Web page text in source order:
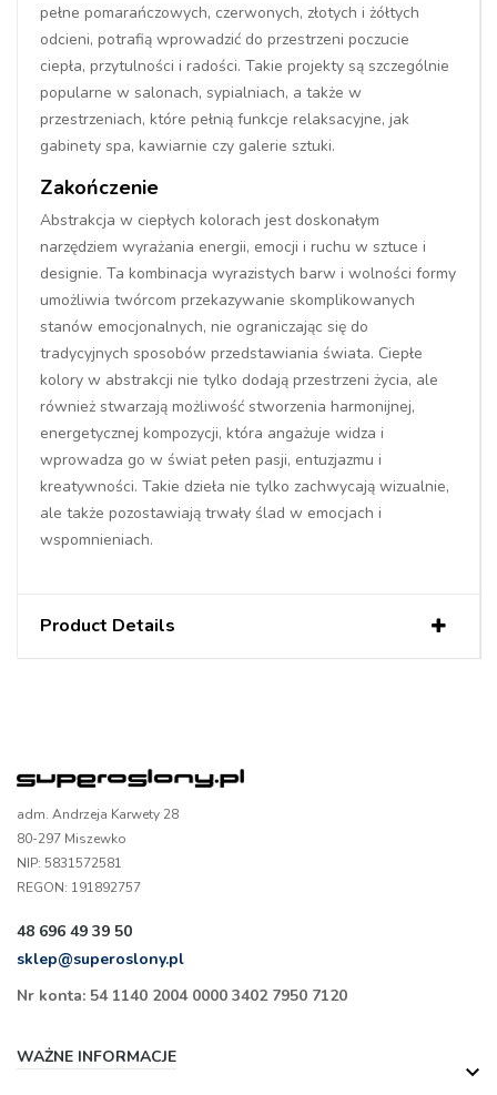
pełne pomarańczowych, czerwonych, złotych i żółtych
odcieni, potrafią wprowadzić do przestrzeni poczucie
ciepła, przytulności i radości. Takie projekty są szczególnie
popularne w salonach, sypialniach, a także w
przestrzeniach, które pełnią funkcje relaksacyjne, jak
gabinety spa, kawiarnie czy galerie sztuki.
Zakończenie
Abstrakcja w ciepłych kolorach jest doskonałym
narzędziem wyrażania energii, emocji i ruchu w sztuce i
designie. Ta kombinacja wyrazistych barw i wolności formy
umożliwia twórcom przekazywanie skomplikowanych
stanów emocjonalnych, nie ograniczając się do
tradycyjnych sposobów przedstawiania świata. Ciepłe
kolory w abstrakcji nie tylko dodają przestrzeni życia, ale
również stwarzają możliwość stworzenia harmonijnej,
energetycznej kompozycji, która angażuje widza i
wprowadza go w świat pełen pasji, entuzjazmu i
kreatywności. Takie dzieła nie tylko zachwycają wizualnie,
ale także pozostawiają trwały ślad w emocjach i
wspomnieniach.
Product Details
adm. Andrzeja Karwety 28
80-297 Miszewko
NIP: 5831572581
REGON: 191892757
48 696 49 39 50
sklep@superoslony.pl
Nr konta: 54 1140 2004 0000 3402 7950 7120
WAŻNE INFORMACJE
